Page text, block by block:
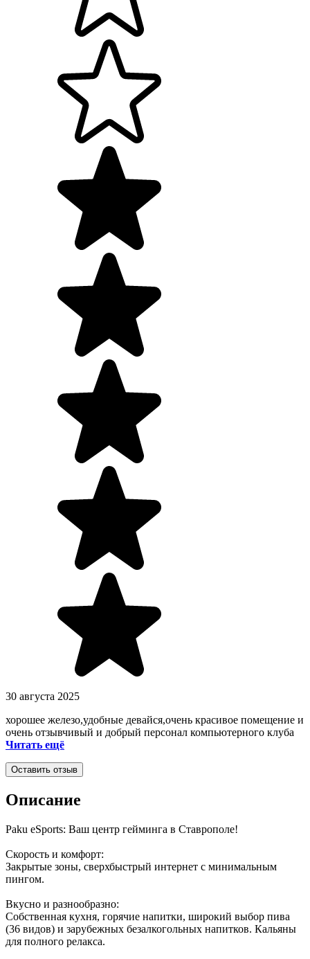
30 августа 2025
хорошее железо,удобные девайся,очень красивое помещение и
очень отзывчивый и добрый персонал компьютерного клуба
Читать ещё
Оставить отзыв
Описание
Paku eSports: Ваш центр гейминга в Ставрополе!
Скорость и комфорт:
Закрытые зоны, сверхбыстрый интернет с минимальным
пингом.
Вкусно и разнообразно:
Собственная кухня, горячие напитки, широкий выбор пива
(36 видов) и зарубежных безалкогольных напитков. Кальяны
для полного релакса.